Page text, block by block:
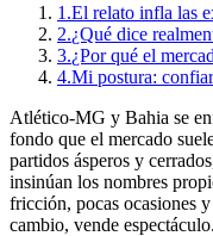
1.El relato infla las
2.¿Qué dice
3.¿Por qué el
4.Mi postura:
Atlético-MG y Bahia se
fondo que el mercado
partidos ásperos y
insinúan los nombres
fricción, pocas ocasiones
cambio, vende